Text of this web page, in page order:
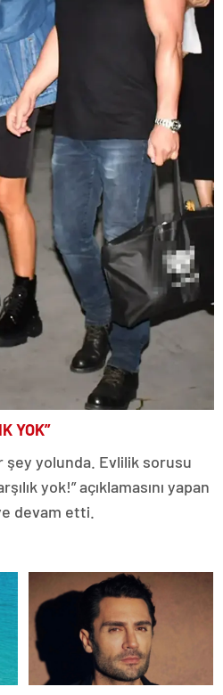
YOK”
şey yolunda. Evlilik sorusu
yok!” açıklamasını yapan
devam etti.